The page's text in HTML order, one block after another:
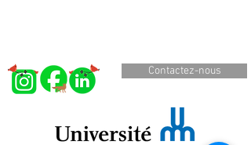
Contactez-nous